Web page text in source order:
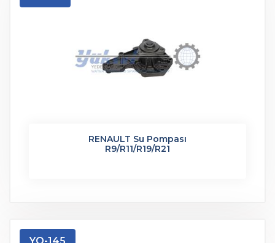
RENAULT Su Pompası
R9/R11/R19/R21